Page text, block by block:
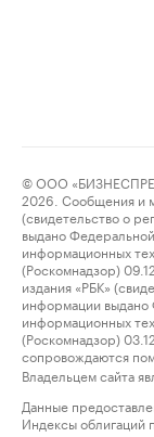
© ООО
2026. Сообщения и
(свидетельство о
выдано
информационных
(Роскомнадзор)
издания «РБК»
информации выдано
информационных
(Роскомнадзор)
сопровождаются
Владельцем сайта
Данные
Индексы облигаций